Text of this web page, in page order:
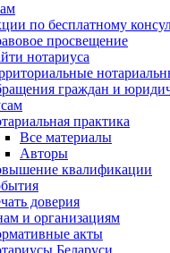
по бесплатному
просвещение
нотариуса
граждан и
практика
Все материалы
Авторы
квалификации
доверия
и организациям
акты